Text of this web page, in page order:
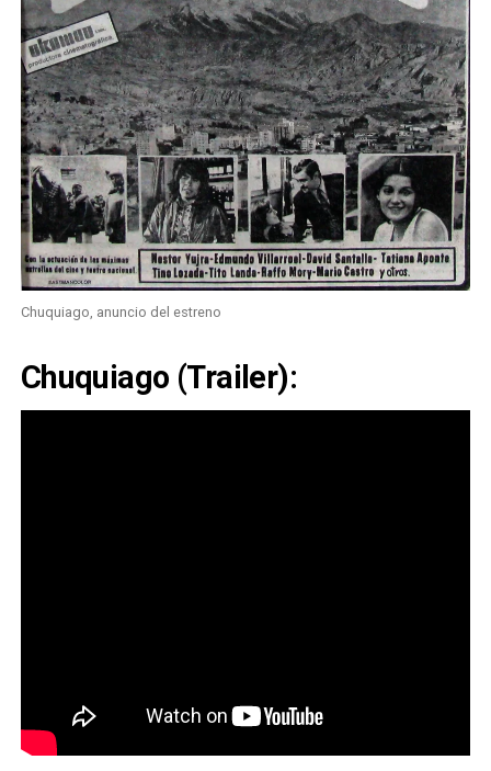
Chuquiago, anuncio del estreno
Chuquiago (Trailer):